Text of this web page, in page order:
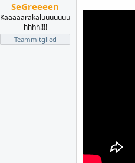
SeGreeeen
Kaaaaarakaluuuuuuu
hhhh!!!!
Teammitglied